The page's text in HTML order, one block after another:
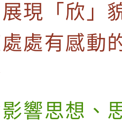
現「欣」
處有感動
影響思想、